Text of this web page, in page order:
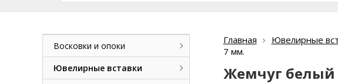
Главная Ювелирные
7 мм.
Жемчуг белый
Восковки и опоки
Ювелирные вставки